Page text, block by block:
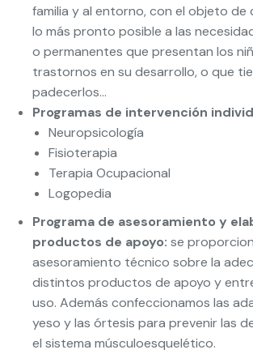
familia y al entorno, con el objeto de
lo más pronto posible a las
o permanentes que presentan los
trastornos en su desarrollo, o que
padecerlos…
Programas de intervención
Neuropsicología
Fisioterapia
Terapia Ocupacional
Logopedia
Programa de asesoramiento y
productos de apoyo: se
asesoramiento técnico sobre la
distintos productos de apoyo y
uso. Además confeccionamos las
yeso y las órtesis para prevenir las
el sistema músculoesquelético.